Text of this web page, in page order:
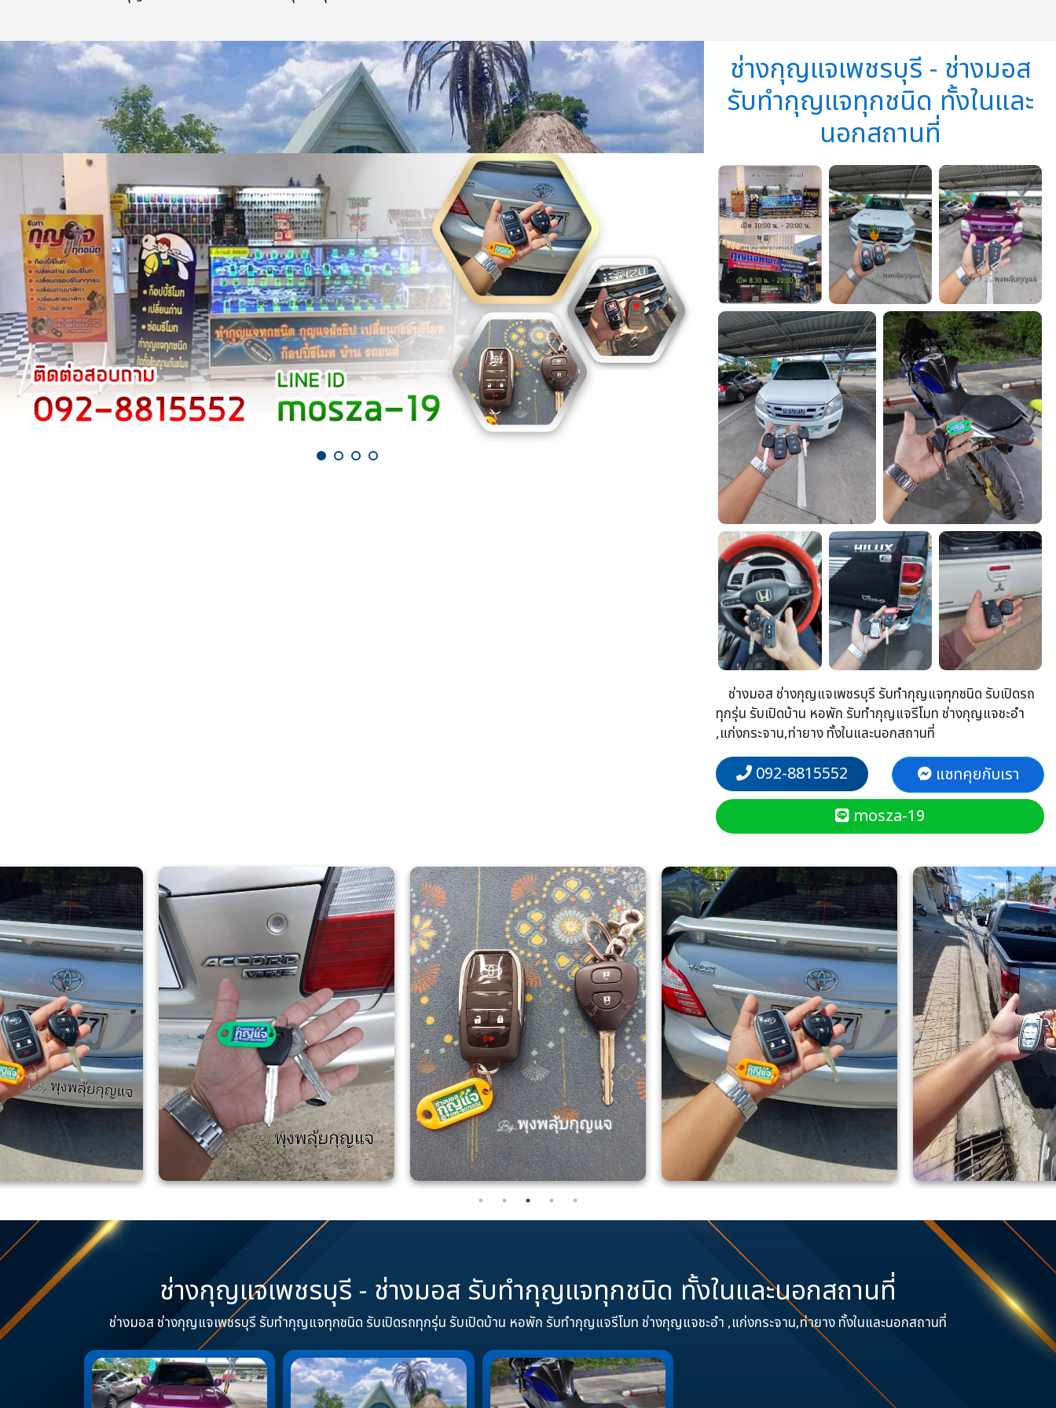
ช่างกุญแจเพชรบุรี - ช่างมอส รับทำกุญแจทุกชนิด ทั้งในและนอกสถานที่
ช่างกุญแจเพชรบุรี - ช่างมอส
รับทำกุญแจทุกชนิด ทั้งในและ
นอกสถานที่
ช่างมอส ช่างกุญแจเพชรบุรี รับทำกุญแจทุกชนิด รับเปิดรถ
ทุกรุ่น รับเปิดบ้าน หอพัก รับทำกุญแจรีโมท ช่างกุญแจชะอำ
,แก่งกระจาน,ท่ายาง ทั้งในและนอกสถานที่
092-8815552
แชทคุยกับเรา
mosza-19
ช่างกุญแจเพชรบุรี - ช่างมอส รับทำกุญแจทุกชนิด ทั้งในและนอกสถานที่
ช่างมอส ช่างกุญแจเพชรบุรี รับทำกุญแจทุกชนิด รับเปิดรถทุกรุ่น รับเปิดบ้าน หอพัก รับทำกุญแจรีโมท ช่างกุญแจชะอำ ,แก่งกระจาน,ท่ายาง ทั้งในและนอกสถานที่